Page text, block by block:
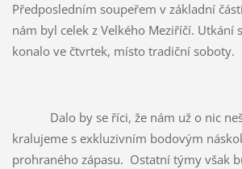
Předposledním soupeřem v základní
nám byl celek z Velkého Meziříčí. Utkání
konalo ve čtvrtek, místo tradiční soboty.
Dalo by se říci, že nám už o nic
kralujeme s exkluzivním bodovým
prohraného zápasu. Ostatní týmy však